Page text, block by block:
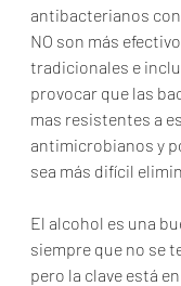
antibacterianos
NO son más
tradicionales e
provocar que las
mas resistentes a
antimicrobianos y
sea más difícil
El alcohol es una
siempre que no se
pero la clave está